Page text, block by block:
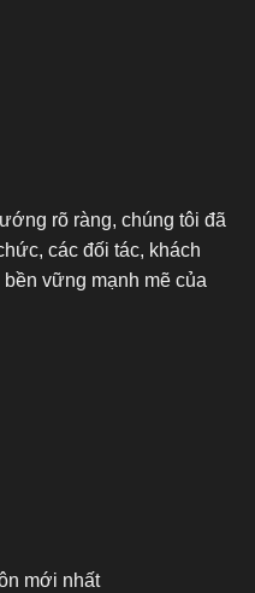
rõ ràng, chúng tôi đã
các đối tác, khách
vững mạnh mẽ của
mới nhất